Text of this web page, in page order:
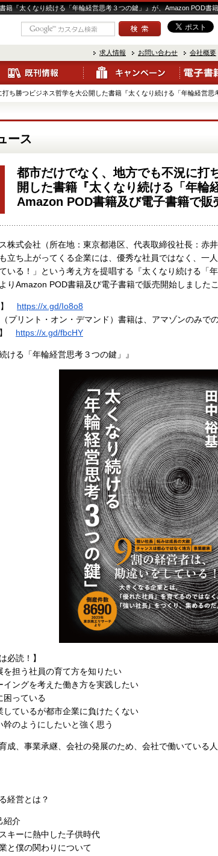
籍『太くなり続ける「年輪経営思考３つの鍵」』が、Amazon POD
求人情報 お問い合わせ 会社概要
ち勝つビジネス哲学を大公開した書籍『太くなり続ける「年輪経営思
ース
都市だけでなく、地方でも不況に打
開した書籍『太くなり続ける「年輪
Amazon POD書籍及び電子書籍で販
株式会社（所在地：東京都港区、代表取締役社長：赤
立ち上がってくる企業には、優秀な社員ではなく、一
いる！」という考え方を提唱する『太くなり続ける「
りAmazon POD書籍及び電子書籍で販売開始しました
】 https://x.gd/Io8o8
プリント・オン・デマンド）書籍は、アマゾンのみで
】 https://x.gd/fbcHY
ける「年輪経営思考３つの鍵」』
必読！】
を担う社員の育て方を知りたい
イングを考えた働き方を実践したい
困っている
しているが都市企業に負けたくない
幹のようにしたいと強く思う
成、事業承継、会社の発展のため、会社で働いている
経営とは？
紹介
キーに熱中した子供時代
と僕の関わりについて